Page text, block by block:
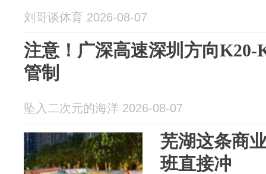
刘哥谈体育 2026-08-07
注意！广深高速深圳方向K20-
管制
坠入二次元的海洋 2026-08-07
芜湖这条商
班直接冲